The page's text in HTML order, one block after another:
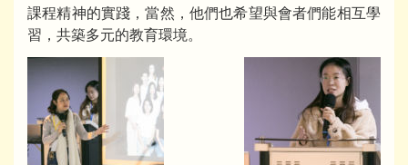
課程精神的實踐，當然，他們也希望與會者們能相互學
習，共築多元的教育環境。